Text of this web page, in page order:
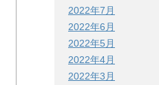
2022年7月
2022年6月
2022年5月
2022年4月
2022年3月